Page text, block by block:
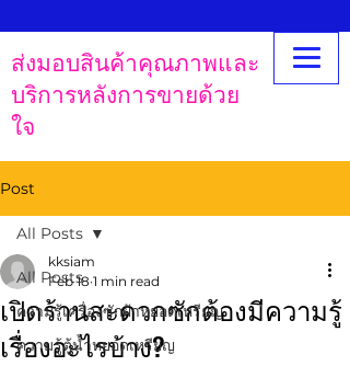
ส่งมอบสินค้าคุณภาพและ
บริการหลังการขายด้วย
ใจ
Post
All Posts
ความรู้เครื่องซักผ้าหยอดเหรียญ
ความรู้ตู้น้ำหยอดเหรียญ
All Posts
เปิดร้านสะดวกซักต้องมีความรู้
เรื่องอะไรบ้าง?
kksiam
Feb 18 1 min read